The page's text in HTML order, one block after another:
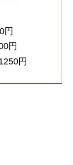
円
円
円